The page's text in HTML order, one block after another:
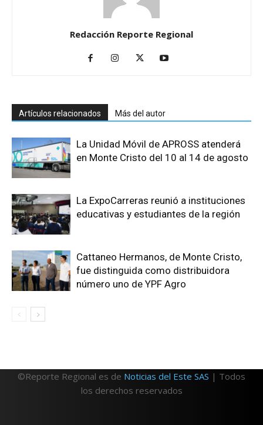
Redacción Reporte Regional
Artículos relacionados Más del autor
La Unidad Móvil de APROSS atenderá
en Monte Cristo del 10 al 14 de agosto
La ExpoCarreras reunió a instituciones
educativas y estudiantes de la región
Cattaneo Hermanos, de Monte Cristo,
fue distinguida como distribuidora
número uno de YPF Agro
©Reporte Regional es de Noticias del Este SAS | Todos
los derechos reservados